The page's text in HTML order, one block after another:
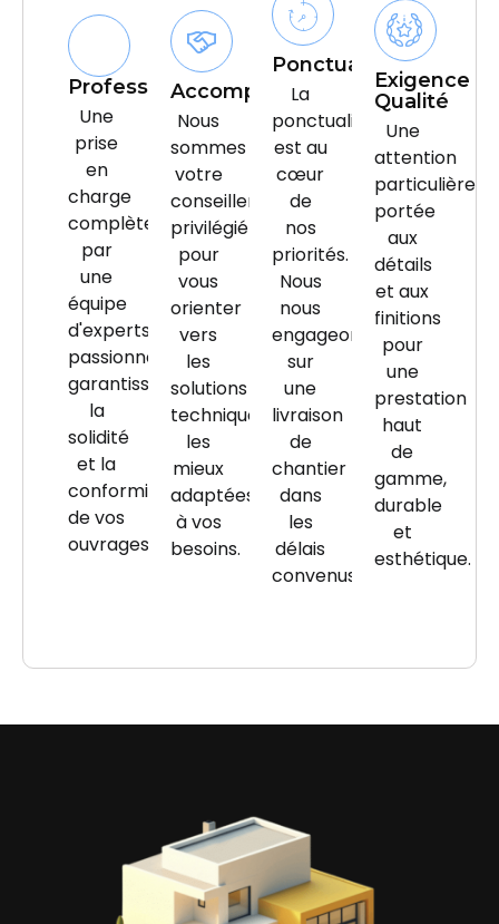
Professionnalisme
Une
prise
en
charge
complète
par
une
équipe
d'experts
passionnés,
garantissant
la
solidité
et la
conformité
de vos
ouvrages.
Accompagnement
Nous
sommes
votre
conseiller
privilégié
pour
vous
orienter
vers
les
solutions
techniques
les
mieux
adaptées
à vos
besoins.
Ponctualité
La
ponctualité
est au
cœur
de
nos
priorités.
Nous
nous
engageons
sur
une
livraison
de
chantier
dans
les
délais
convenus.
Exigence
Qualité
Une
attention
particulière
portée
aux
détails
et aux
finitions
pour
une
prestation
haut
de
gamme,
durable
et
esthétique.